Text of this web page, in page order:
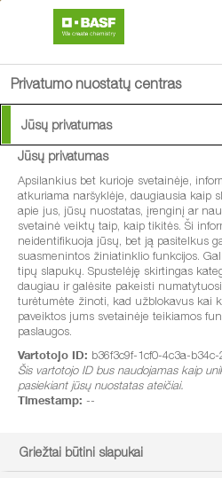
Privatumo nuostatų centras
Jūsų privatumas
Jūsų privatumas
Apsilankius bet kurioje svetainėje,
atkuriama naršyklėje, daugiausia kaip
apie jus, jūsų nuostatas, įrenginį ar
svetainė veiktų taip, kaip tikitės. Ši
neidentifikuoja jūsų, bet ją pasitelkus
suasmenintos žiniatinklio funkcijos.
tipų slapukų. Spustelėję skirtingas
daugiau ir galėsite pakeisti
turėtumėte žinoti, kad užblokavus kai
paveiktos jums svetainėje teikiamos
paslaugos.
Vartotojo ID: b36f3c9f-1cf0-4c3a-
Šis vartotojo ID bus naudojamas kaip
pasiekiant jūsų nuostatas ateičiai.
Timestamp: --
Griežtai būtini slapukai